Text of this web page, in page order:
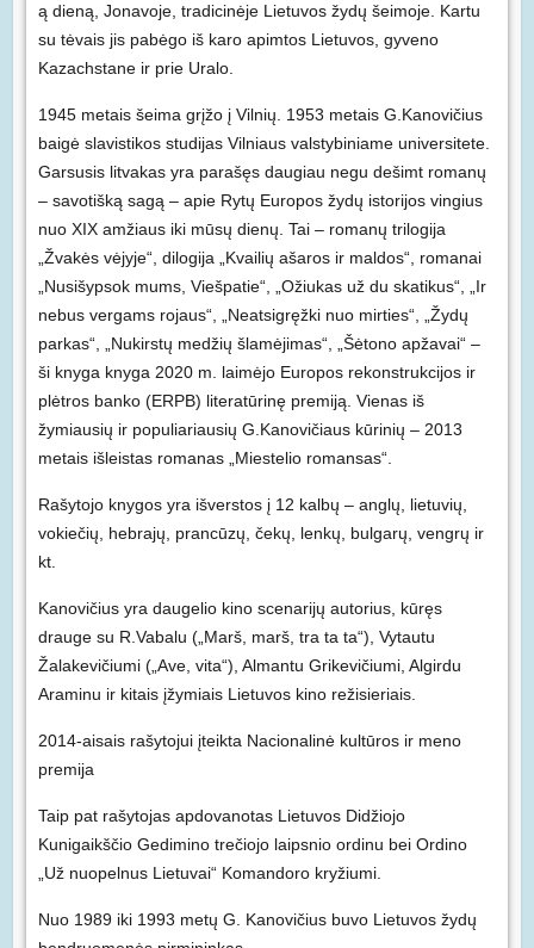
ą dieną, Jonavoje, tradicinėje Lietuvos žydų šeimoje. Kartu
su tėvais jis pabėgo iš karo apimtos Lietuvos, gyveno
Kazachstane ir prie Uralo.
1945 metais šeima grįžo į Vilnių. 1953 metais G.Kanovičius
baigė slavistikos studijas Vilniaus valstybiniame universitete.
Garsusis litvakas yra parašęs daugiau negu dešimt romanų
– savotišką sagą – apie Rytų Europos žydų istorijos vingius
nuo XIX amžiaus iki mūsų dienų. Tai – romanų trilogija
„Žvakės vėjyje“, dilogija „Kvailių ašaros ir maldos“, romanai
„Nusišypsok mums, Viešpatie“, „Ožiukas už du skatikus“, „Ir
nebus vergams rojaus“, „Neatsigręžki nuo mirties“, „Žydų
parkas“, „Nukirstų medžių šlamėjimas“, „Šėtono apžavai“ –
ši knyga knyga 2020 m. laimėjo Europos rekonstrukcijos ir
plėtros banko (ERPB) literatūrinę premiją. Vienas iš
žymiausių ir populiariausių G.Kanovičiaus kūrinių – 2013
metais išleistas romanas „Miestelio romansas“.
Rašytojo knygos yra išverstos į 12 kalbų – anglų, lietuvių,
vokiečių, hebrajų, prancūzų, čekų, lenkų, bulgarų, vengrų ir
kt.
Kanovičius yra daugelio kino scenarijų autorius, kūręs
drauge su R.Vabalu („Marš, marš, tra ta ta“), Vytautu
Žalakevičiumi („Ave, vita“), Almantu Grikevičiumi, Algirdu
Araminu ir kitais įžymiais Lietuvos kino režisieriais.
2014-aisais rašytojui įteikta Nacionalinė kultūros ir meno
premija
Taip pat rašytojas apdovanotas Lietuvos Didžiojo
Kunigaikščio Gedimino trečiojo laipsnio ordinu bei Ordino
„Už nuopelnus Lietuvai“ Komandoro kryžiumi.
Nuo 1989 iki 1993 metų G. Kanovičius buvo Lietuvos žydų